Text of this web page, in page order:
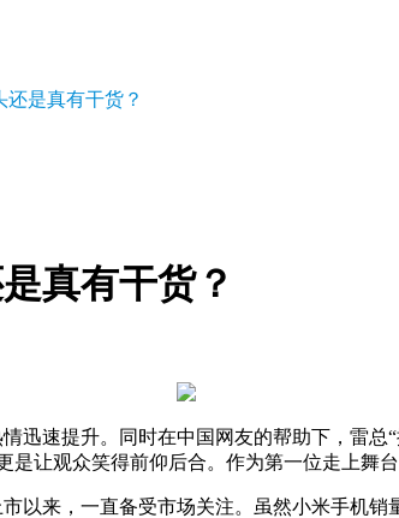
是真有干货？
真有干货？
速提升。同时在中国网友的帮助下，雷总
让观众笑得前仰后合。作为第一位走上舞
来，一直备受市场关注。虽然小米手机销